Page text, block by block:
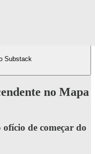
Substack
no Mapa
de começar do